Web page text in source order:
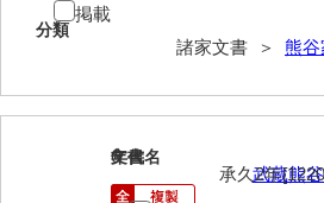
岡藤家文書
小川家文書
分類
諸家文書 ＞ 熊
掲載
6
文書名
武蔵熊
年代
承久2年